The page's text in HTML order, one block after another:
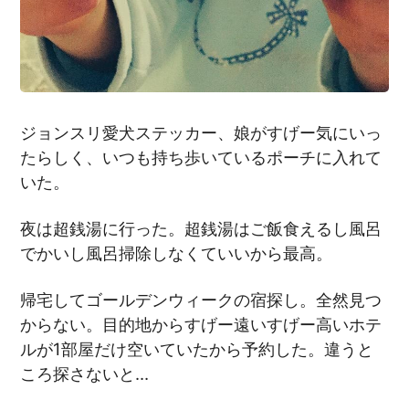
ジョンスリ愛犬ステッカー、娘がすげー気にいっ
たらしく、いつも持ち歩いているポーチに入れて
いた。
夜は超銭湯に行った。超銭湯はご飯食えるし風呂
でかいし風呂掃除しなくていいから最高。
帰宅してゴールデンウィークの宿探し。全然見つ
からない。目的地からすげー遠いすげー高いホテ
ルが1部屋だけ空いていたから予約した。違うと
ころ探さないと…